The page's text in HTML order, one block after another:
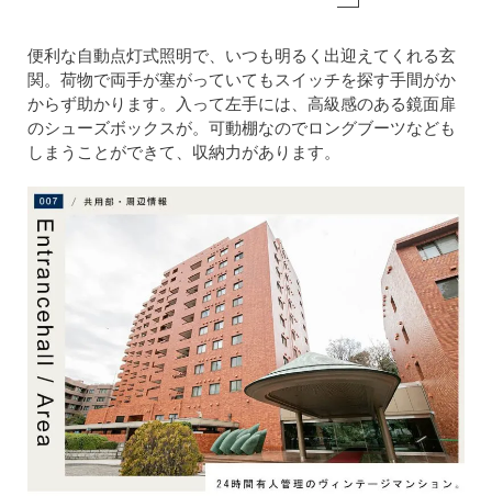
便利な自動点灯式照明で、いつも明るく出迎えてくれる玄
関。荷物で両手が塞がっていてもスイッチを探す手間がか
からず助かります。入って左手には、高級感のある鏡面扉
のシューズボックスが。可動棚なのでロングブーツなども
しまうことができて、収納力があります。